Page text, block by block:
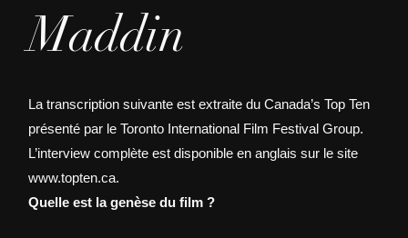
Maddin
La transcription suivante est extraite du Canada’s Top Ten
présenté par le Toronto International Film Festival Group.
L’interview complète est disponible en anglais sur le site
www.topten.ca.
Quelle est la genèse du film ?